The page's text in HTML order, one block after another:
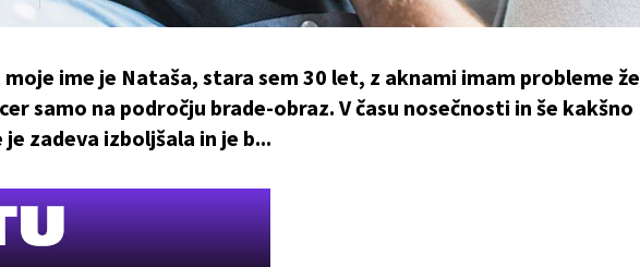
ime je Nataša, stara sem 30 let, z aknami imam probleme že
samo na področju brade-obraz. V času nosečnosti in še kakšno
zadeva izboljšala in je b...